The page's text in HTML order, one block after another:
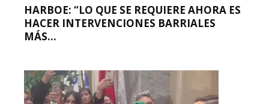
HARBOE: “LO QUE SE REQUIERE AHORA ES
HACER INTERVENCIONES BARRIALES
MÁS...